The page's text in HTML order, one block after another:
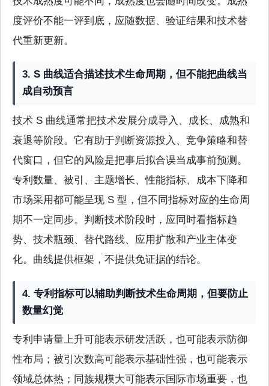
度评价不能一评到底，应随数据、验证结果和技术替
代重新更新。
3. S 曲线适合描述技术生命周期，但不能把曲线当
成自动预言
技术 S 曲线通常把技术发展分成导入、成长、成熟和
衰退等阶段。它有助于判断资源投入、竞争策略和替
代窗口，但它的风险是把事后拟合误当成事前预测。
专利数量、被引、主题增长、性能指标、成本下降和
市场采用都可能呈现 S 型，但不同指标对应的生命周
期不一定同步。判断技术阶段时，应同时看指标趋
势、技术瓶颈、替代路线、应用扩散和产业主体变
化。曲线提供框架，不提供免证据的结论。
4. 专利指标可以辅助判断技术生命周期，但要防止
数量幻觉
专利申请量上升可能表示研发活跃，也可能表示防御
性布局；被引次数高可能表示基础性强，也可能表示
领域总体热；同族规模大可能表示国际市场重要，也